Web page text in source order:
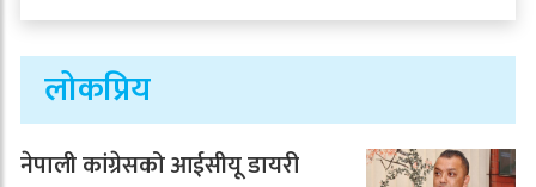
लोकप्रिय
नेपाली कांग्रेसको आईसीयू डायरी